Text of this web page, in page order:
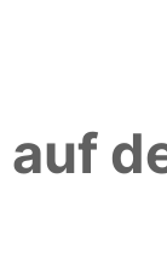
auf